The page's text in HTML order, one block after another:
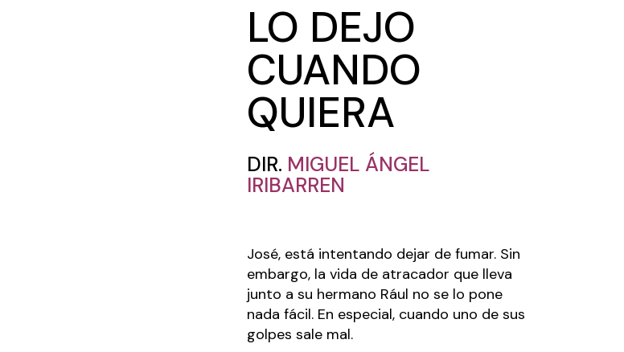
LO DEJO
CUANDO
QUIERA
DIR. MIGUEL ÁNGEL
IRIBARREN
José, está intentando dejar de fumar. Sin
embargo, la vida de atracador que lleva
junto a su hermano Rául no se lo pone
nada fácil. En especial, cuando uno de sus
golpes sale mal.